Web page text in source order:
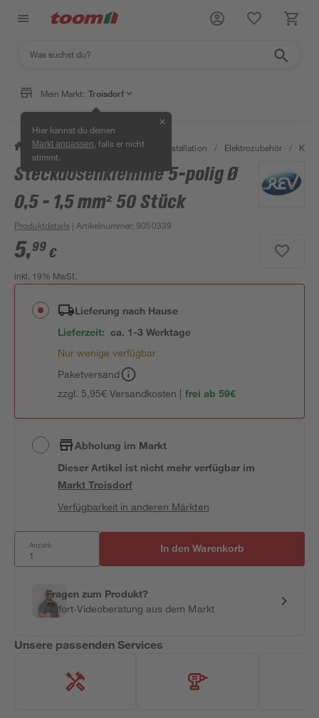
Mein Markt: Troisdorf
Hier kannst du deinen
Markt anpassen , falls er nicht
stimmt.
✕
/ Bauen & Renovieren / Elektroinstallation / Elektrozubehör /
Steckdosenklemme 5-polig Ø
0,5 - 1,5 mm² 50 Stück
Produktdetails | Artikelnummer:9050339
5,99 €
inkl. 19% MwSt.
Lieferung nach Hause
Lieferzeit: ca. 1-3 Werktage
Nur wenige verfügbar
Paketversand
zzgl. 5,95€ Versandkosten | frei ab 59€
Abholung im Markt
Dieser Artikel ist nicht mehr verfügbar im
MarktTroisdorf
Verfügbarkeit in anderen Märkten
Anzahl: In den Warenkorb
Fragen zum Produkt?
Sofort-Videoberatung aus dem Markt
Unsere passenden Services